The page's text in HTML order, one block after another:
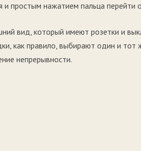
простым нажатием пальца перейти
вид, который имеют розетки и
как правило, выбирают один и
непрерывности.